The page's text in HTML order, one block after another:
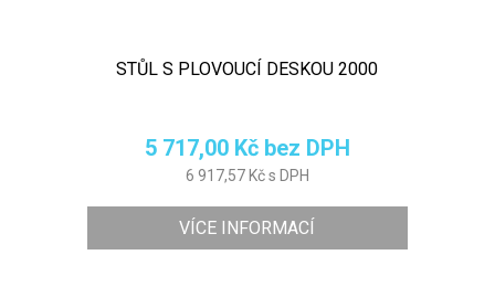
STŮL S PLOVOUCÍ DESKOU 2000
5 717,00 Kč bez DPH
6 917,57 Kč s DPH
VÍCE INFORMACÍ